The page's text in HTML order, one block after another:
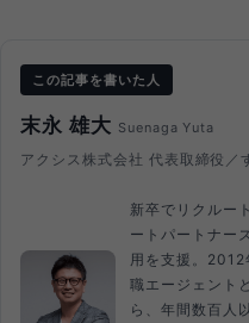
この記事を書いた人
末永 雄大 Suenaga Yuta
アクシス株式会社 代表取締役／
新卒でリクルー
ートパートナー
用を支援。
職エージェント
ら、年間数百人